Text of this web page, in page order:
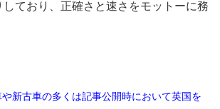
しており、正確さと速さをモットーに務
新古車の多くは記事公開時において英国を